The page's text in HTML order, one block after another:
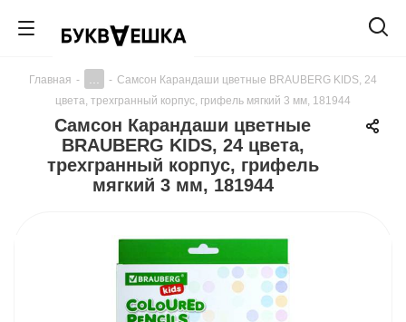
Главная - - Самсон Карандаши цветные BRAUBERG KIDS, 24
цвета, трехгранный корпус, грифель мягкий 3 мм, 181944
Самсон Карандаши цветные
BRAUBERG KIDS, 24 цвета,
трехгранный корпус, грифель
мягкий 3 мм, 181944